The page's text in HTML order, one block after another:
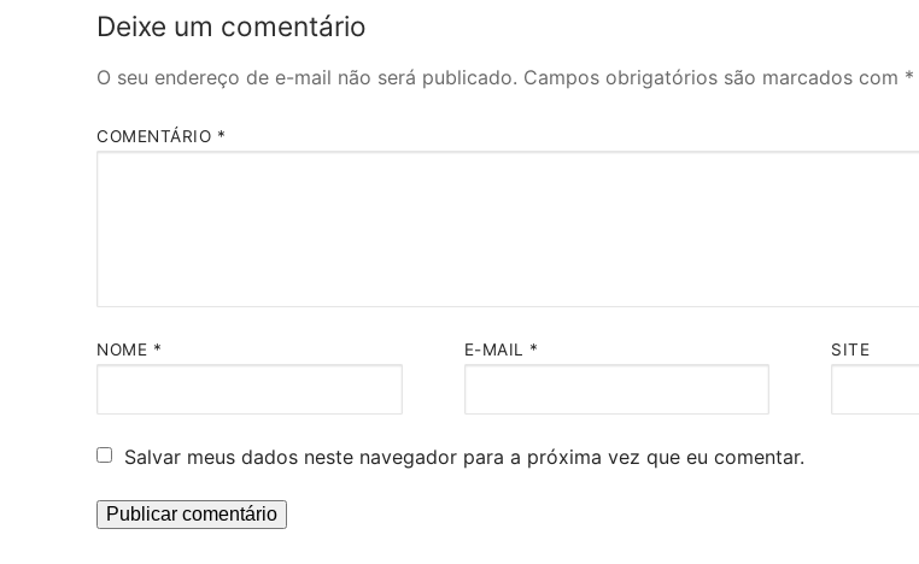
Deixe um comentário
O seu endereço de e-mail não será publicado. Campos obrigatórios são marcados com *
COMENTÁRIO *
NOME * E-MAIL * SITE
Salvar meus dados neste navegador para a próxima vez que eu comentar.